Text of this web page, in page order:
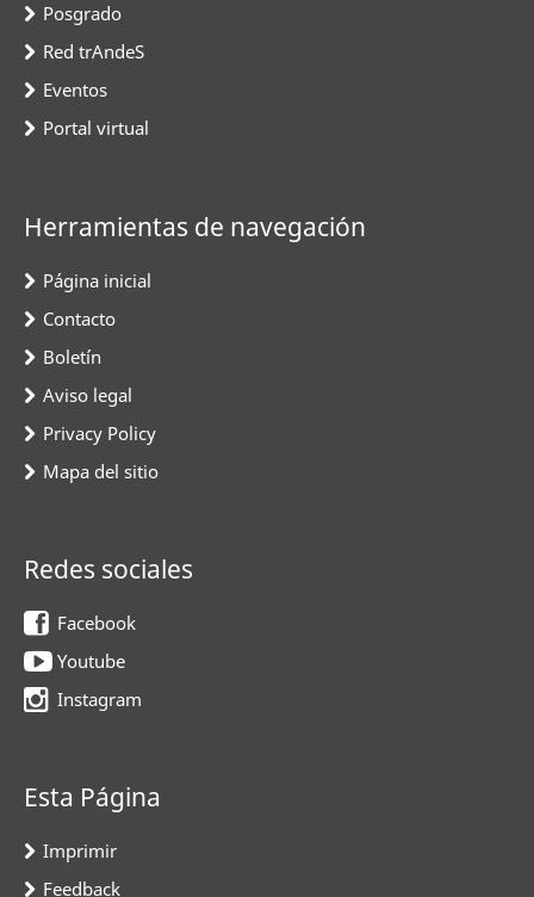
Posgrado
Red trAndeS
Eventos
Portal virtual
Herramientas de navegación
Página inicial
Contacto
Boletín
Aviso legal
Privacy Policy
Mapa del sitio
Redes sociales
Facebook
Youtube
Instagram
Esta Página
Imprimir
Feedback